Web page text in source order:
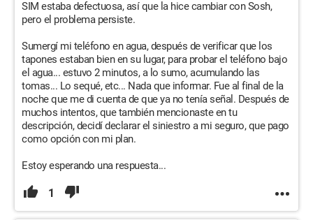
software "Sony PC Companion", sin resultados.
13. A veces la tarjeta SIM parece desbloquearse a la primera,
pero aún no hay señal.
Después de intentar todas estas soluciones, nada ha
funcionado. He revisado varios sitios y no encontré ayuda
para mi caso. Me parece que alguien decía que esto podría
provenir de archivos corruptos, pero no sé más. Pensando que
reiniciar todo, la tarjeta SIM funcionaría.
Les he adjuntado algunas capturas de pantalla para darles la
máxima información. Espero que mi publicación no haya sido
SIM estaba defectuosa, así que la hice cambiar con Sosh,
pero el problema persiste.
Sumergí mi teléfono en agua, después de verificar que los
tapones estaban bien en su lugar, para probar el teléfono bajo
el agua... estuvo 2 minutos, a lo sumo, acumulando las
tomas... Lo sequé, etc... Nada que informar. Fue al final de la
noche que me di cuenta de que ya no tenía señal. Después de
muchos intentos, que también mencionaste en tu
descripción, decidí declarar el siniestro a mi seguro, que pago
como opción con mi plan.
Estoy esperando una respuesta...
1